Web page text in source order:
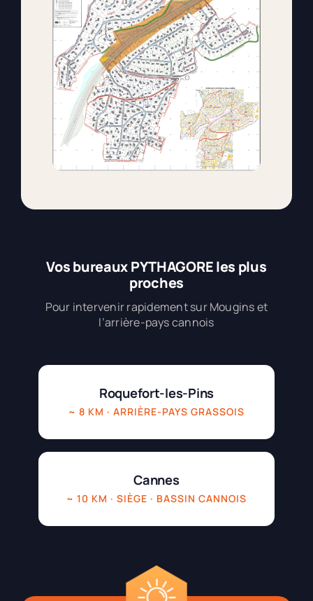
Vos bureaux PYTHAGORE les plus
proches
Pour intervenir rapidement sur Mougins et
l’arrière-pays cannois
Roquefort-les-Pins
~ 8 KM · ARRIÈRE-PAYS GRASSOIS
Cannes
~ 10 KM · SIÈGE · BASSIN CANNOIS